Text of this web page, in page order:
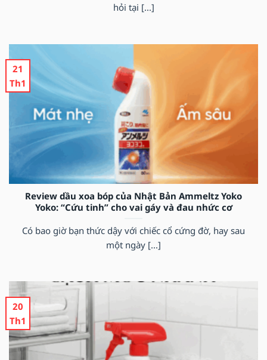
hỏi tại [...]
Review dầu xoa bóp của Nhật Bản Ammeltz Yoko
Yoko: “Cứu tinh” cho vai gáy và đau nhức cơ
Có bao giờ bạn thức dậy với chiếc cổ cứng đờ, hay sau
một ngày [...]
21
Th1
20
Th1